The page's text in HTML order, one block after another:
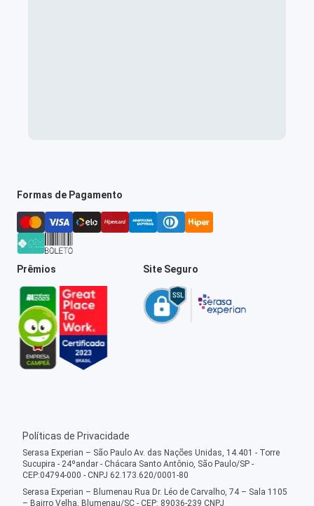
Formas de Pagamento
Prêmios Site Seguro
Políticas de Privacidade
Serasa Experian – São Paulo Av. das Nações Unidas, 14.401 - Torre
Sucupira - 24ºandar - Chácara Santo Antônio, São Paulo/SP -
CEP:04794-000 - CNPJ 62.173.620/0001-80
Serasa Experian – Blumenau Rua Dr. Léo de Carvalho, 74 – Sala 1105
– Bairro Velha, Blumenau/SC - CEP: 89036-239 CNPJ